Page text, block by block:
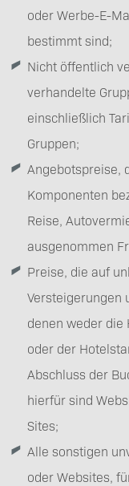
oder Werbe-E-
bestimmt sind;
Nicht öffentlich
verhandelte
einschließlich
Gruppen;
Angebotspreise,
Komponenten
Reise,
ausgenommen
Preise, die auf
Versteigerungen
denen weder die
oder der
Abschluss der
hierfür sind
Sites;
Alle sonstigen
oder Websites,